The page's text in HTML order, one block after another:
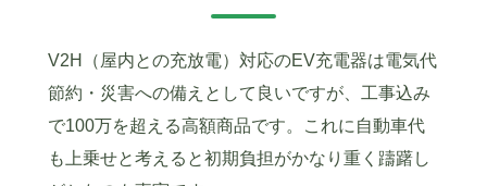
V2H（屋内との充放電）対応のEV充電器は電気代
節約・災害への備えとして良いですが、工事込み
で100万を超える高額商品です。これに自動車代
も上乗せと考えると初期負担がかなり重く躊躇し